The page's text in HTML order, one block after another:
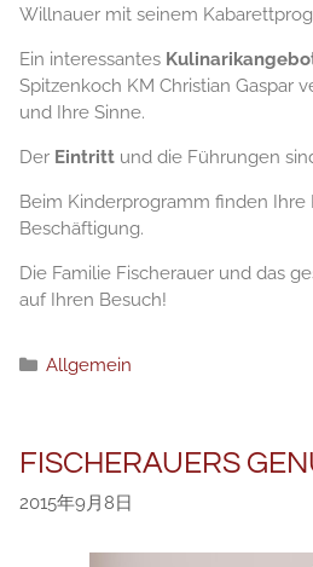
Willnauer mit seinem
Ein interessantes
Spitzenkoch KM Christian Gaspar
und Ihre Sinne.
Der Eintritt und die Führungen
Beim Kinderprogramm finden Ihre
Beschäftigung.
Die Familie Fischerauer und das
auf Ihren Besuch!
分
Allgemein
FISCHERAUERS
2015年9月8日